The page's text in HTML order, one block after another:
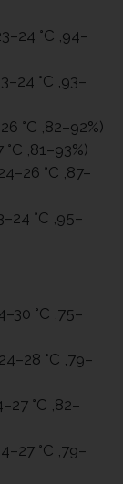
°C ,94–
°C ,93–
°C ,82–92%)
,81–93%)
°C ,87–
°C ,95–
°C ,75–
°C ,79–
°C ,82–
°C ,79–